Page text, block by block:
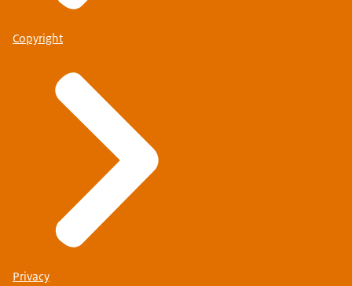
Copyright
Privacy